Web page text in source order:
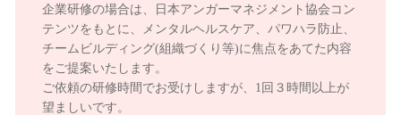
企業研修の場合は、日本アンガーマネジメント協会コン
テンツをもとに、メンタルヘルスケア、パワハラ防止、
チームビルディング(組織づくり等)に焦点をあてた内容
をご提案いたします。
ご依頼の研修時間でお受けしますが、1回３時間以上が
望ましいです。